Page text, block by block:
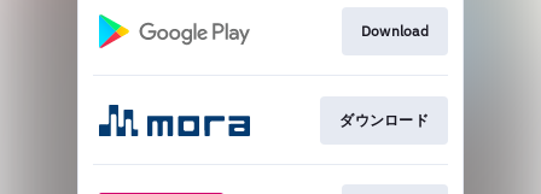
Download
ダウンロード